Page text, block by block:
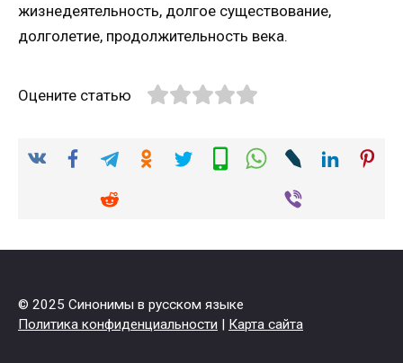
жизнедеятельность, долгое существование,
долголетие, продолжительность века.
Оцените статью
© 2025 Синонимы в русском языке
Политика конфиденциальности | Карта сайта